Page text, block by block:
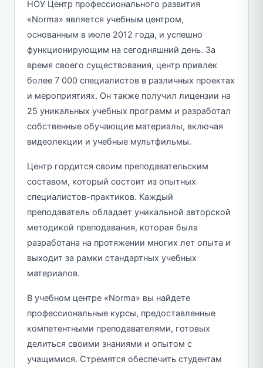
НОУ Центр профессионального развития
«Norma» является учебным центром,
основанным в июле 2012 года, и успешно
функционирующим на сегодняшний день. За
время своего существования, центр привлек
более 7 000 специалистов в различных проектах
и мероприятиях. Он также получил лицензии на
25 уникальных учебных программ и разработал
собственные обучающие материалы, включая
видеолекции и учебные мультфильмы.
Центр гордится своим преподавательским
составом, который состоит из опытных
специалистов-практиков. Каждый
преподаватель обладает уникальной авторской
методикой преподавания, которая была
разработана на протяжении многих лет опыта и
выходит за рамки стандартных учебных
материалов.
В учебном центре «Norma» вы найдете
профессиональные курсы, предоставленные
компетентными преподавателями, готовых
делиться своими знаниями и опытом с
учащимися. Стремятся обеспечить студентам